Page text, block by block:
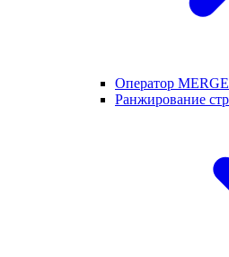
Оператор MERGE
Ранжирование